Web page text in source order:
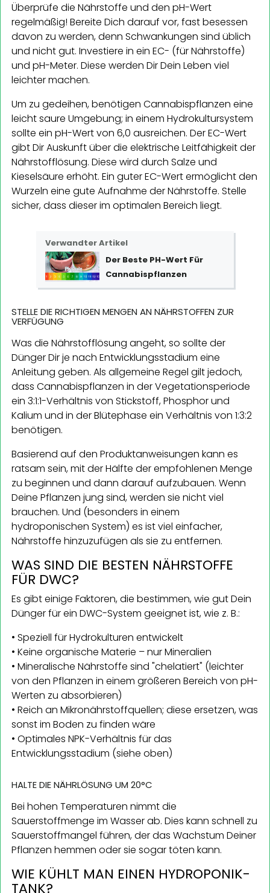
Überprüfe die Nährstoffe und den pH-Wert
regelmäßig! Bereite Dich darauf vor, fast besessen
davon zu werden, denn Schwankungen sind üblich
und nicht gut. Investiere in ein EC- (für Nährstoffe)
und pH-Meter. Diese werden Dir Dein Leben viel
leichter machen.
Um zu gedeihen, benötigen Cannabispflanzen eine
leicht saure Umgebung; in einem Hydrokultursystem
sollte ein pH-Wert von 6,0 ausreichen. Der EC-Wert
gibt Dir Auskunft über die elektrische Leitfähigkeit der
Nährstofflösung. Diese wird durch Salze und
Kieselsäure erhöht. Ein guter EC-Wert ermöglicht den
Wurzeln eine gute Aufnahme der Nährstoffe. Stelle
sicher, dass dieser im optimalen Bereich liegt.
Verwandter Artikel
Der Beste PH-Wert Für
Cannabispflanzen
STELLE DIE RICHTIGEN MENGEN AN NÄHRSTOFFEN ZUR
VERFÜGUNG
Was die Nährstofflösung angeht, so sollte der
Dünger Dir je nach Entwicklungsstadium eine
Anleitung geben. Als allgemeine Regel gilt jedoch,
dass Cannabispflanzen in der Vegetationsperiode
ein 3:1:1-Verhältnis von Stickstoff, Phosphor und
Kalium und in der Blütephase ein Verhältnis von 1:3:2
benötigen.
Basierend auf den Produktanweisungen kann es
ratsam sein, mit der Hälfte der empfohlenen Menge
zu beginnen und dann darauf aufzubauen. Wenn
Deine Pflanzen jung sind, werden sie nicht viel
brauchen. Und (besonders in einem
hydroponischen System) es ist viel einfacher,
Nährstoffe hinzuzufügen als sie zu entfernen.
WAS SIND DIE BESTEN NÄHRSTOFFE
FÜR DWC?
Es gibt einige Faktoren, die bestimmen, wie gut Dein
Dünger für ein DWC-System geeignet ist, wie z. B.:
• Speziell für Hydrokulturen entwickelt
• Keine organische Materie – nur Mineralien
• Mineralische Nährstoffe sind "chelatiert" (leichter
von den Pflanzen in einem größeren Bereich von pH-
Werten zu absorbieren)
• Reich an Mikronährstoffquellen; diese ersetzen, was
sonst im Boden zu finden wäre
• Optimales NPK-Verhältnis für das
Entwicklungsstadium (siehe oben)
HALTE DIE NÄHRLÖSUNG UM 20°C
Bei hohen Temperaturen nimmt die
Sauerstoffmenge im Wasser ab. Dies kann schnell zu
Sauerstoffmangel führen, der das Wachstum Deiner
Pflanzen hemmen oder sie sogar töten kann.
WIE KÜHLT MAN EINEN HYDROPONIK-
TANK?